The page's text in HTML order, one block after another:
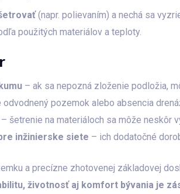
(napr. polievaním) a nechá sa
použitých materiálov a teploty.
– ak sa nepozná zloženie podložia,
pozemok alebo absencia
– šetrenie na materiáloch sa môže neskôr
inžinierske siete – ich dodatočné
a precízne zhotovenej základovej
životnosť aj komfort bývania je